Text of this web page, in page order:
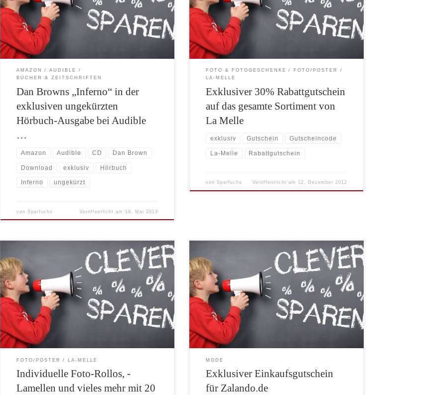
Flexiabo Spezial für nur 4,95 Euro. Im regulären
Audible-Abo kostet das Hörbuch 9,95 Euro. Zum
Vergleich die gekürzte Hörbuch-Version auf CD kostet
bei Amazon aktuell 17,99 Euro! Im […]
AMAZON
AUDIBLE
BÜCHER & ZEITSCHRIFTEN
Dan Browns „Inferno“ in der
exklusiven ungekürzten
Hörbuch-Ausgabe bei Audible
…
Amazon Audible CD Dan Brown
Download exklusiv Hörbuch
Inferno ungekürzt
vonSparfuchs Veröffentlicht am 19. Mai 2013
wesentlich interessanteren 30% Gutscheincode,
ebenfalls exklusiv für amexio.de Besucher, zur
Verfügung stellen.
FOTO & FOTOGESCHENKE
FOTO/POSTER
LA-MELLE
Exklusiver 30% Rabattgutschein
auf das gesamte Sortiment von
La Melle
exklusiv Gutschein Gutscheincode
La-Melle Rabattgutschein
vonSparfuchs Veröffentlicht am 12. Dezember 2012
La-Melle …fashion blinds ist ein junges, kreatives
Unternehmen, das sich auf Foto-Rollos, Foto-
Lamellenvorhänge, bedruckte Vorhänge und Schiebe-
bzw. Flächenvorhänge mit digital aufgedruckten
Wunschmotiven für private und gewerbliche
Innenräume spezialisiert hat. Das Sortiment wurde seit
unserer letzten exklusiven Gutscheinaktion nochmals
erweitert. Drucken Sie Ihr individuelles Foto-Motiv
oder Grafik auf Foto-Rollos, -Lamellenvorhänge, […]
FOTO/POSTER LA-MELLE
Individuelle Foto-Rollos, -
Lamellen und vieles mehr mit 20
Der aus dem TV deutschlandweit bekannt gewordene
Shop Zalando.de hat uns exklusiv für Sie einen
Einkaufsgutschein über 10% zur Verfügung gestellt.
Pro Person können Sie mit dem Gutscheincode einmal
10% bis zum 31.12.2010 sparen. Voraussetzung ist ein
Mindestbestellwert von 50 Euro. Im Winter-Sale
sparen Sie aktuell zusätzlich bis zu 50%. […]
MODE
Exklusiver Einkaufsgutschein
für Zalando.de